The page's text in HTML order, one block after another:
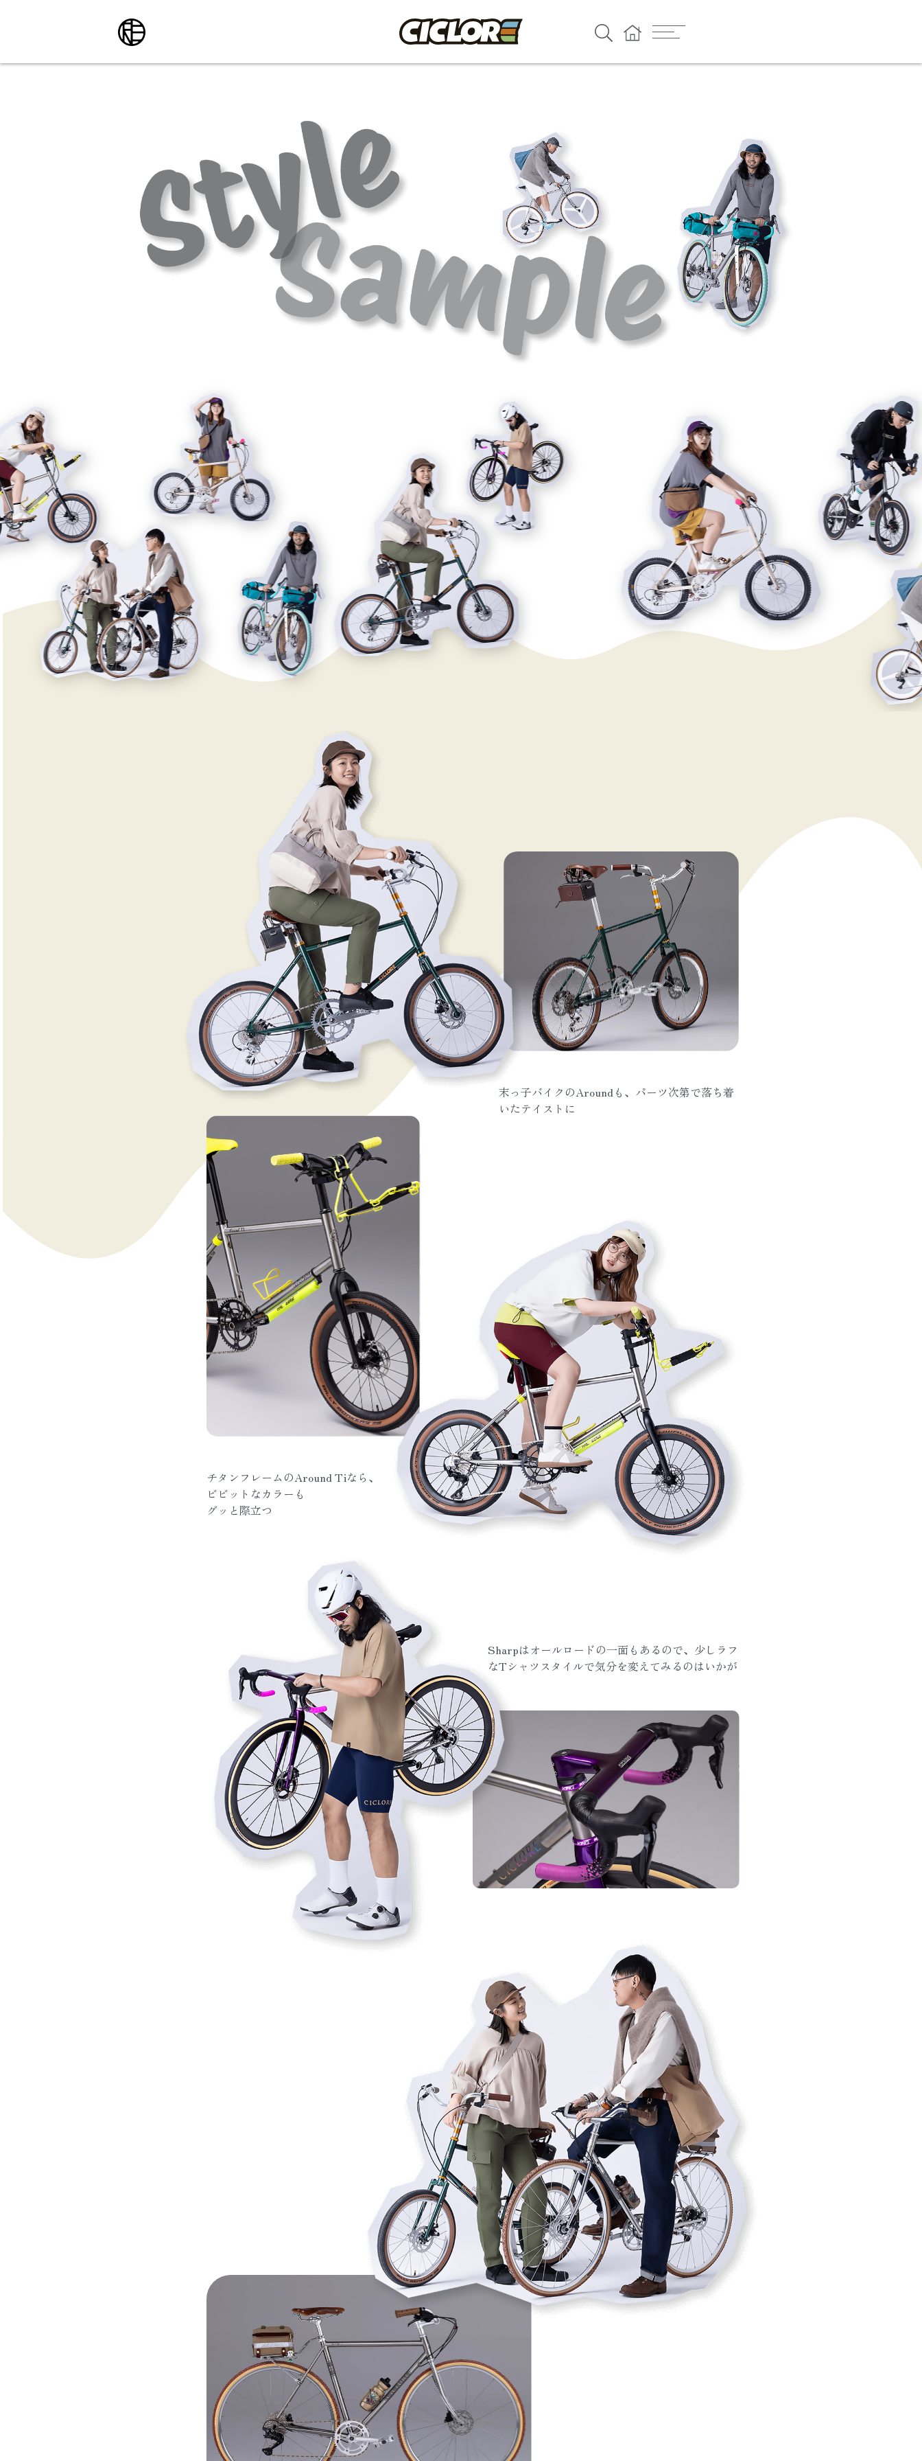
末っ子バイクのAroundも、パーツ次第で落ち着
いたテイストに
チタンフレームのAround Tiなら、
ビビットなカラーも
グッと際立つ
Sharpはオールロードの一面もあるので、少しラフ
なTシャツスタイルで気分を変えてみるのはいかが